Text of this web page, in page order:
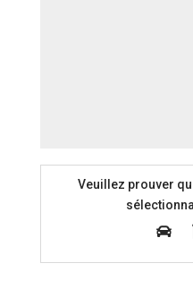
Veuillez prouver